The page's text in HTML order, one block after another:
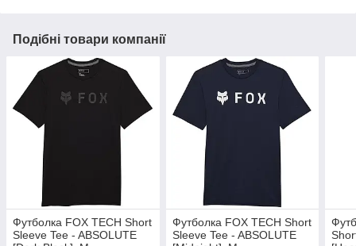
Подібні товари компанії
Футболка FOX TECH Short
Sleeve Tee - ABSOLUTE
Футболка FOX TECH Short
Sleeve Tee - ABSOLUTE